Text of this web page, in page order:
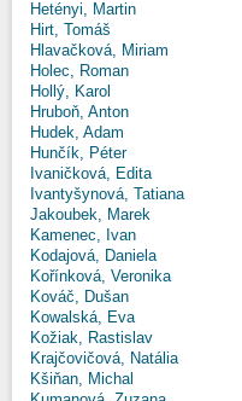
Hetényi, Martin
Hirt, Tomáš
Hlavačková, Miriam
Holec, Roman
Hollý, Karol
Hruboň, Anton
Hudek, Adam
Hunčík, Péter
Ivaničková, Edita
Ivantyšynová, Tatiana
Jakoubek, Marek
Kamenec, Ivan
Kodajová, Daniela
Kořínková, Veronika
Kováč, Dušan
Kowalská, Eva
Kožiak, Rastislav
Krajčovičová, Natália
Kšiňan, Michal